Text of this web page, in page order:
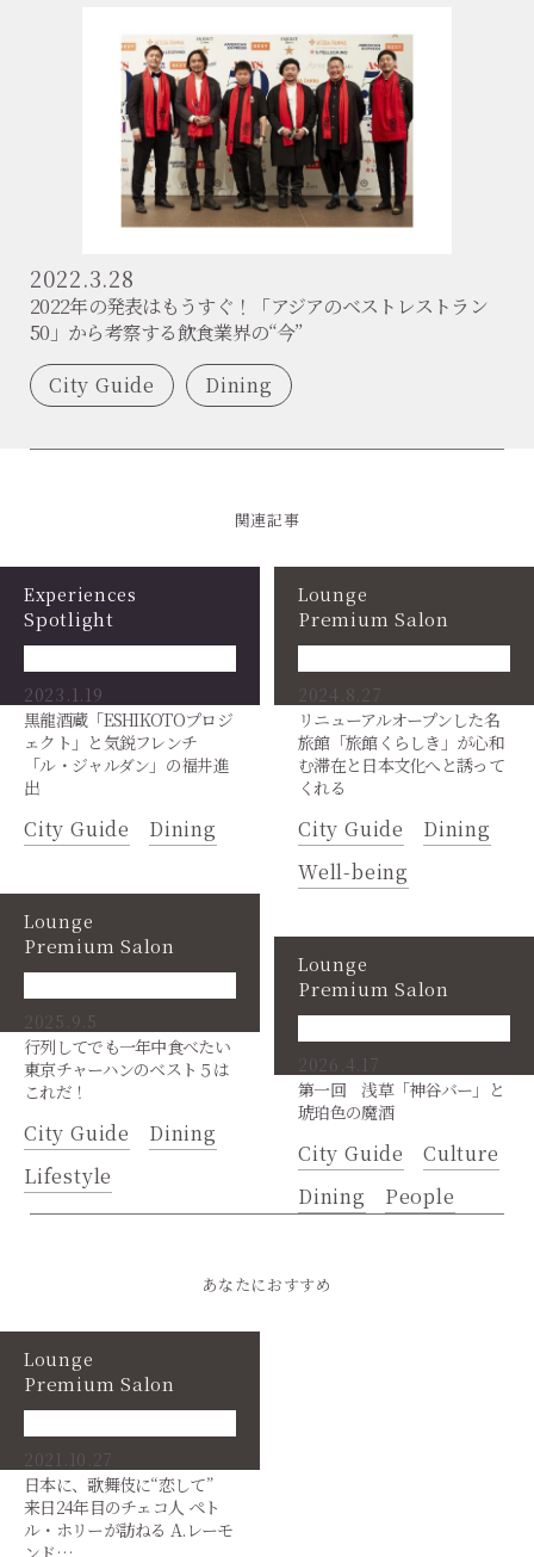
2022.3.28
2022年の発表はもうすぐ！「アジアのベストレストラン
50」から考察する飲食業界の“今”
City Guide
Dining
関連記事
Experiences
Spotlight
2023.1.19
黒龍酒蔵「ESHIKOTOプロジ
ェクト」と気鋭フレンチ
「ル・ジャルダン」の福井進
出
City Guide Dining
Lounge
Premium Salon
2024.8.27
リニューアルオープンした名
旅館「旅館くらしき」が心和
む滞在と日本文化へと誘って
くれる
City Guide
Dining
Well-being
Lounge
Premium Salon
2025.9.5
行列してでも一年中食べたい
東京チャーハンのベスト５は
これだ！
City Guide
Dining
Lifestyle
Lounge
Premium Salon
2026.4.17
第一回 浅草「神谷バー」と
琥珀色の魔酒
City Guide
Culture
Dining
People
あなたにおすすめ
Lounge
Premium Salon
2021.10.27
日本に、歌舞伎に“恋して”
来日24年目のチェコ人 ペト
ル・ホリーが訪ねる A.レーモ
ンド…